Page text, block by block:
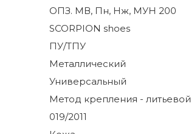
ОПЗ. МВ, Пн, Нж, МУН 200
SCORPION shoes
ПУ/ТПУ
Металлический
Универсальный
Метод крепления - литьевой
019/2011